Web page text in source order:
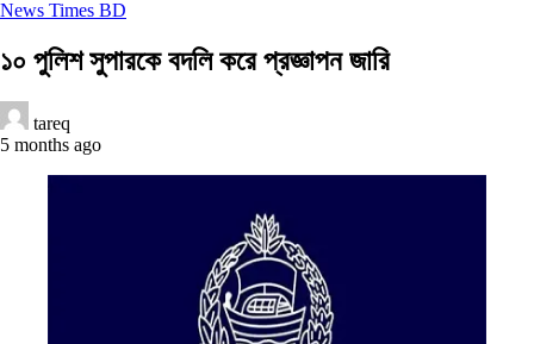
News Times BD
১০ পুলিশ সুপারকে বদলি করে প্রজ্ঞাপন জারি
tareq
5 months ago